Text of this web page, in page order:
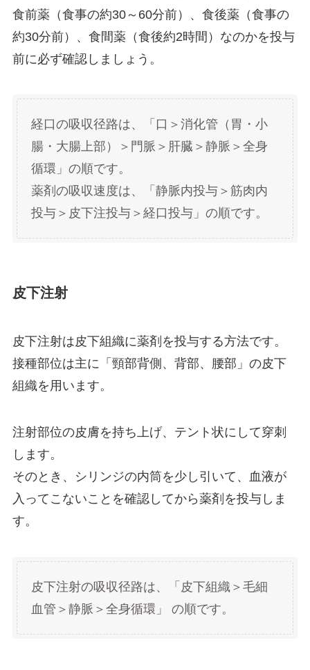
食前薬（食事の約30～60分前）、食後薬（食事の
約30分前）、食間薬（食後約2時間）なのかを投与
前に必ず確認しましょう。
経口の吸収径路は、「口＞消化管（胃・小
腸・大腸上部）＞門脈＞肝臓＞静脈＞全身
循環」の順です。
薬剤の吸収速度は、「静脈内投与＞筋肉内
投与＞皮下注投与＞経口投与」の順です。
皮下注射
皮下注射は皮下組織に薬剤を投与する方法です。
接種部位は主に「頸部背側、背部、腰部」の皮下
組織を用います。
注射部位の皮膚を持ち上げ、テント状にして穿刺
します。
そのとき、シリンジの内筒を少し引いて、血液が
入ってこないことを確認してから薬剤を投与しま
す。
皮下注射の吸収径路は、「皮下組織＞毛細
血管＞静脈＞全身循環」 の順です。